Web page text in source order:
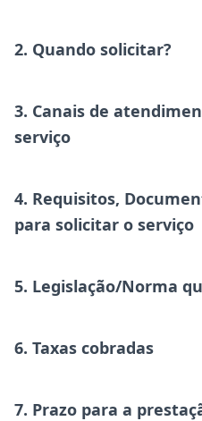
2. Quando solicitar?
3. Canais de
serviço
4. Requisitos,
para solicitar o serviço
5. Legislação/Norma
6. Taxas cobradas
7. Prazo para a